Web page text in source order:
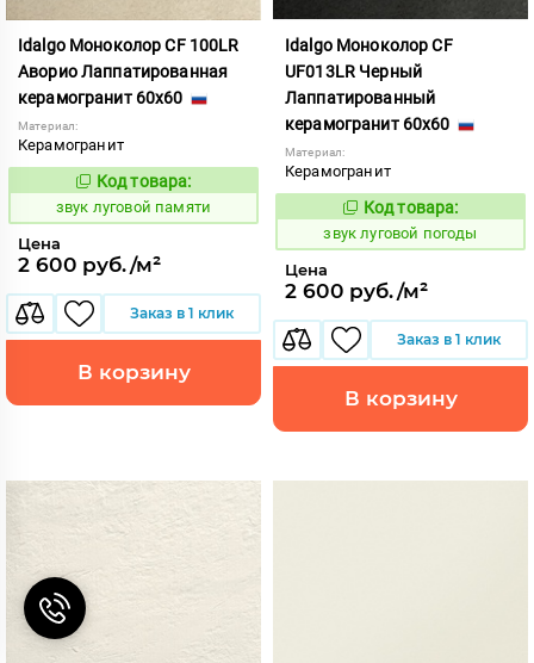
Idalgo Моноколор CF 100LR
Аворио Лаппатированная
керамогранит 60x60
Материал:
Керамогранит
474943
Код товара:
звук луговой памяти
Цена
2 600 руб./м²
Заказ в 1 клик
В корзину
Idalgo Моноколор CF
UF013LR Черный
Лаппатированный
керамогранит 60x60
Материал:
Керамогранит
474946
Код товара:
звук луговой погоды
Цена
2 600 руб./м²
Заказ в 1 клик
В корзину